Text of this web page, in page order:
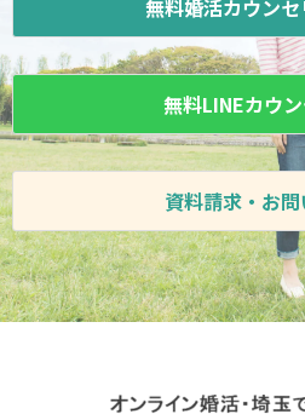
無料婚活カウン
無料LINEカウ
資料請求・お